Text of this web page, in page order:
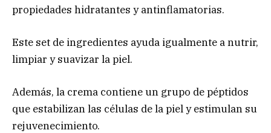
propiedades hidratantes y antinflamatorias.
Este set de ingredientes ayuda igualmente a nutrir,
limpiar y suavizar la piel.
Además, la crema contiene un grupo de péptidos
que estabilizan las células de la piel y estimulan su
rejuvenecimiento.